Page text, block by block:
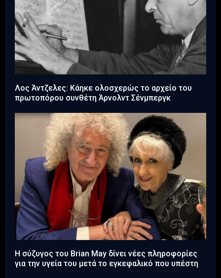
Λος Άντζελες: Κάηκε ολοσχερώς το αρχείο του
πρωτοπόρου συνθέτη Άρνολντ Σένμπεργκ
Η σύζυγος του Brian May δίνει νέες πληροφορίες
για την υγεία του μετά το εγκεφαλικό που υπέστη